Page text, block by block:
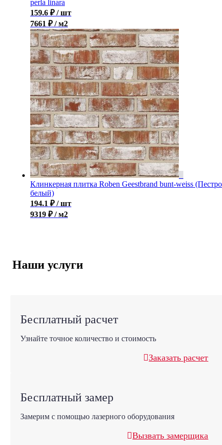
perla linara
159.6 ₽ / шт
7661 ₽ / м2
Клинкерная плитка Roben Geestbrand bunt-weiss
белый)
194.1 ₽ / шт
9319 ₽ / м2
Наши услуги
Бесплатный расчет
Узнайте точное количество и стоимость
Заказать расчет
Бесплатный замер
Замерим с помощью лазерного оборудования
Вызвать замерщика